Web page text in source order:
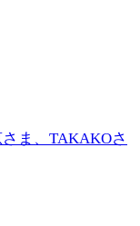
ま、TAKAKOさ